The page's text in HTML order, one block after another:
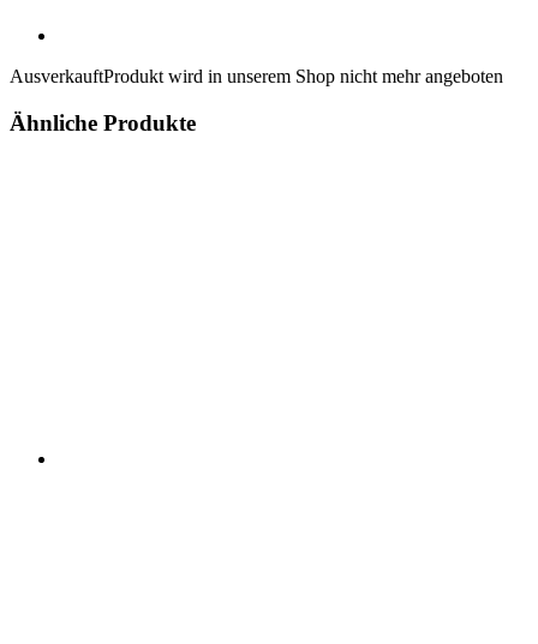
AusverkauftProdukt wird in unserem Shop nicht mehr angeboten
Ähnliche Produkte